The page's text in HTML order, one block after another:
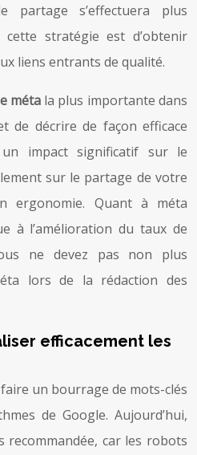
s’effectuera plus
stratégie est d’obtenir
liens entrants de qualité.
métala plus importante dans
de décrire de façon efficace
impact significatif sur le
sur le partage de votre
ergonomie. Quant à méta
à l’amélioration du taux de
ne devez pas non plus
lors de la rédaction des
efficacement les
un bourrage de mots-clés
de Google. Aujourd’hui,
recommandée, car les robots